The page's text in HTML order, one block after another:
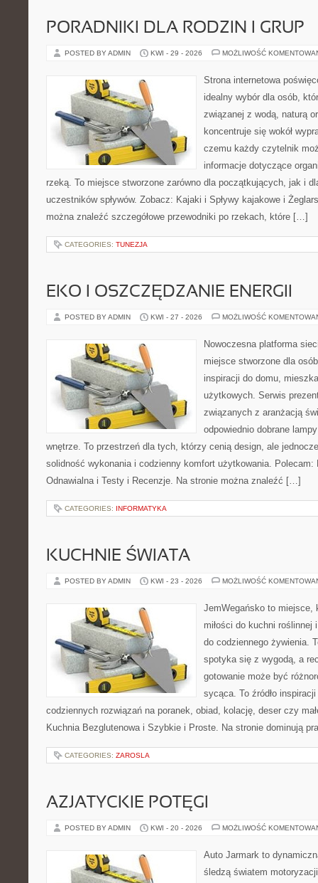
PORADNIKI DLA RODZIN I GRUP
POSTED BY ADMIN KWI - 29 - 2026 MOŻLIWOŚĆ
Strona internetowa
idealny wybór dla osób,
związanej z wodą, naturą
koncentruje się wokół
czemu każdy czytelnik
informacje dotyczące
rzeką. To miejsce stworzone zarówno dla początkujących, jak i
uczestników spływów. Zobacz: Kajaki i Spływy kajakowe i
można znaleźć szczegółowe przewodniki po rzekach, które […]
CATEGORIES: TUNEZJA
EKO I OSZCZĘDZANIE ENERGII
POSTED BY ADMIN KWI - 27 - 2026 MOŻLIWOŚĆ
Nowoczesna platforma
miejsce stworzone dla
inspiracji do domu,
użytkowych. Serwis
związanych z aranżacją
odpowiednio dobrane
wnętrze. To przestrzeń dla tych, którzy cenią design, ale
solidność wykonania i codzienny komfort użytkowania. Polecam:
Odnawialna i Testy i Recenzje. Na stronie można znaleźć […]
CATEGORIES: INFORMATYKA
KUCHNIE ŚWIATA
POSTED BY ADMIN KWI - 23 - 2026 MOŻLIWOŚĆ
JemWegańsko to miejsce,
miłości do kuchni
do codziennego żywienia.
spotyka się z wygodą, a
gotowanie może być
sycąca. To źródło
codziennych rozwiązań na poranek, obiad, kolację, deser czy
Kuchnia Bezglutenowa i Szybkie i Proste. Na stronie dominują
CATEGORIES: ZAROSLA
AZJATYCKIE POTĘGI
POSTED BY ADMIN KWI - 20 - 2026 MOŻLIWOŚĆ
Auto Jarmark to
śledzą światem